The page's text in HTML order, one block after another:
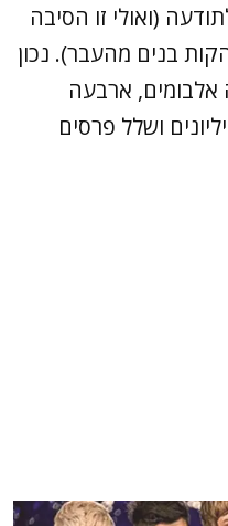
(ואולי זו הסיבה
בנים מהעבר). נכון
ארבעה
ושלל פרסים